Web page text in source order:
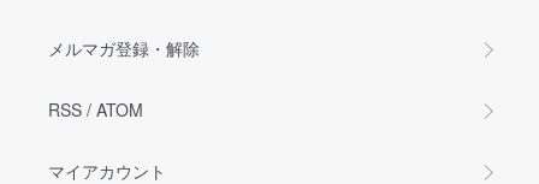
メルマガ登録・解除
RSS / ATOM
マイアカウント